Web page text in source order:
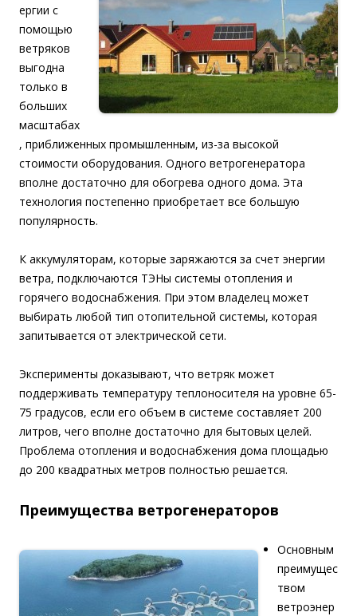
ергии с
помощью
ветряков
выгодна
только в
больших
масштабах
, приближенных промышленным, из-за высокой
стоимости оборудования. Одного ветрогенератора
вполне достаточно для обогрева одного дома. Эта
технология постепенно приобретает все большую
популярность.
К аккумуляторам, которые заряжаются за счет энергии
ветра, подключаются ТЭНы системы отопления и
горячего водоснабжения. При этом владелец может
выбирать любой тип отопительной системы, которая
запитывается от электрической сети.
Эксперименты доказывают, что ветряк может
поддерживать температуру теплоносителя на уровне 65-
75 градусов, если его объем в системе составляет 200
литров, чего вполне достаточно для бытовых целей.
Проблема отопления и водоснабжения дома площадью
до 200 квадратных метров полностью решается.
Преимущества ветрогенераторов
Основным
преимущес
твом
ветроэнер